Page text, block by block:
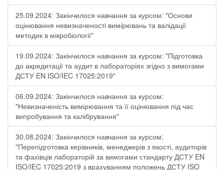
25.09.2024: Закінчилося навчання за курсом: "Основи
оцінювання невизначеності вимірювань та валідації
методик в мікробіології"
19.09.2024: Закінчилося навчання за курсом: "Підготовка
до акредитації та аудит в лабораторіях згідно з вимогами
ДСТУ EN ISO/IEC 17025:2019"
06.09.2024: Закінчилося навчання за курсом:
"Невизначеність вимірювання та її оцінювання під час
випробування та калібрування"
30.08.2024: Закінчилося навчання за курсом:
"Перепідготовка керівників, менеджерів з якості, аудиторів
та фахівців лабораторій за вимогами стандарту ДСТУ EN
ISO/IEC 17025:2019 з врахуванням положень ДСТУ ISO